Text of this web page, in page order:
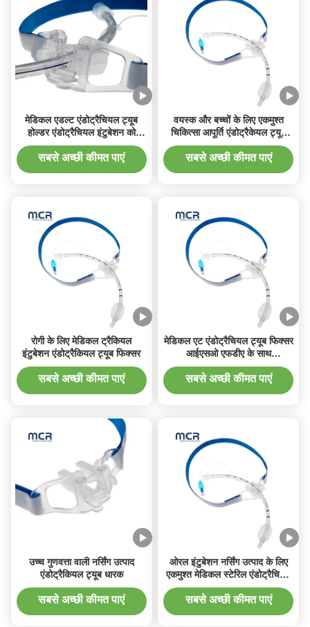
मेडिकल एडल्ट एंडोट्रैचियल ट्यूब
होल्डर एंडोट्रैचियल इंटुबेशन को
फिक्स करने के लिए
सबसे अच्छी कीमत पाएं
वयस्क और बच्चों के लिए एकमुश्त
चिकित्सा आपूर्ति एंडोट्रैकेयल ट्यूब
धारक
सबसे अच्छी कीमत पाएं
रोगी के लिए मेडिकल ट्रैकियल
इंटुबेशन एंडोट्रैकियल ट्यूब फिक्सर
सबसे अच्छी कीमत पाएं
मेडिकल एट एंडोट्रैचियल ट्यूब फिक्सर
आईएसओ एफडीए के साथ
एंडोट्रैचियल ट्यूब धारक
सबसे अच्छी कीमत पाएं
उच्च गुणवत्ता वाली नर्सिंग उत्पाद
एंडोट्रैकियल ट्यूब धारक
सबसे अच्छी कीमत पाएं
ओरल इंटुबेशन नर्सिंग उत्पाद के लिए
एकमुश्त मेडिकल स्टेरिल एंडोट्रैचियल
ट्यूब धारक/फिक्सेटर
सबसे अच्छी कीमत पाएं